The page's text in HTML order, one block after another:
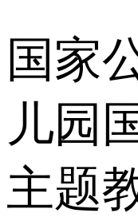
国家
儿园
主题